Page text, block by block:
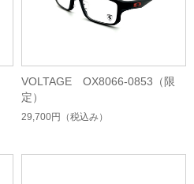
VOLTAGE OX8066-0853（限
定）
29,700円 （税込み）